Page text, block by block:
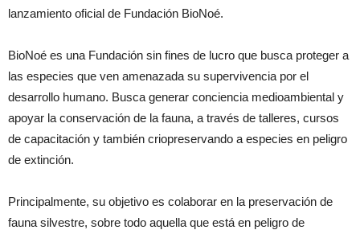
lanzamiento oficial de Fundación BioNoé.
BioNoé es una Fundación sin fines de lucro que busca proteger a
las especies que ven amenazada su supervivencia por el
desarrollo humano. Busca generar conciencia medioambiental y
apoyar la conservación de la fauna, a través de talleres, cursos
de capacitación y también criopreservando a especies en peligro
de extinción.
Principalmente, su objetivo es colaborar en la preservación de
fauna silvestre, sobre todo aquella que está en peligro de